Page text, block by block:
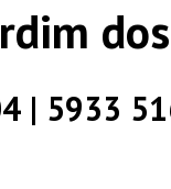
| 5933